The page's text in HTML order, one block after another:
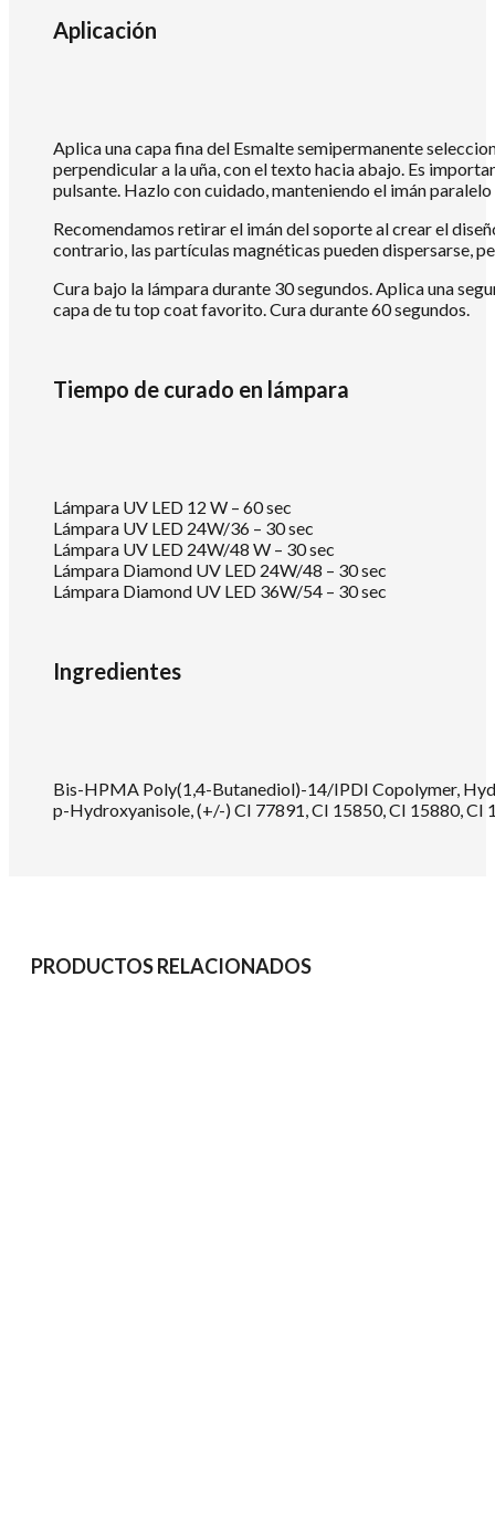
Aplicación
Aplica una capa fina del Esmalte semipermanente
perpendicular a la uña, con el texto hacia abajo. Es
pulsante. Hazlo con cuidado, manteniendo el imán
Recomendamos retirar el imán del soporte al crear el
contrario, las partículas magnéticas pueden dispersarse,
Cura bajo la lámpara durante 30 segundos. Aplica una
capa de tu top coat favorito. Cura durante 60 segundos.
Tiempo de curado en lámpara
Lámpara UV LED 12 W – 60 sec
Lámpara UV LED 24W/36 – 30 sec
Lámpara UV LED 24W/48 W – 30 sec
Lámpara Diamond UV LED 24W/48 – 30 sec
Lámpara Diamond UV LED 36W/54 – 30 sec
Ingredientes
Bis-HPMA Poly(1,4-Butanediol)-14/IPDI Copolymer,
p-Hydroxyanisole, (+/-) CI 77891, CI 15850, CI 15880, CI
PRODUCTOS RELACIONADOS